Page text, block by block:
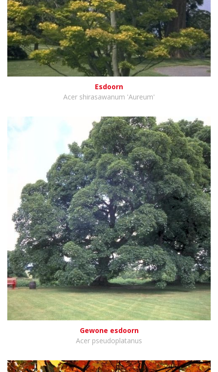
Esdoorn
Acer shirasawanum 'Aureum'
Gewone esdoorn
Acer pseudoplatanus